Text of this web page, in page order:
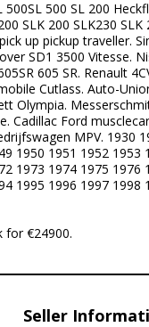
500 SL 200
SLK 200 SLK230 SLK
up pickup traveller.
SD1 3500 Vitesse.
605 SR. Renault
Cutlass. Auto-
Olympia.
Cadillac Ford
MPV. 1930
1950 1951 1952 1953
1973 1974 1975 1976
1995 1996 1997 1998
for €24900.
Seller